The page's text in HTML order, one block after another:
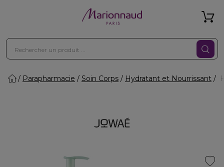
Parapharmacie Soin Corps Hydratant et Nourrissant